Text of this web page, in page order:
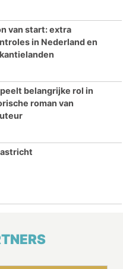
van start: extra
in Nederland en
belangrijke rol in
roman van